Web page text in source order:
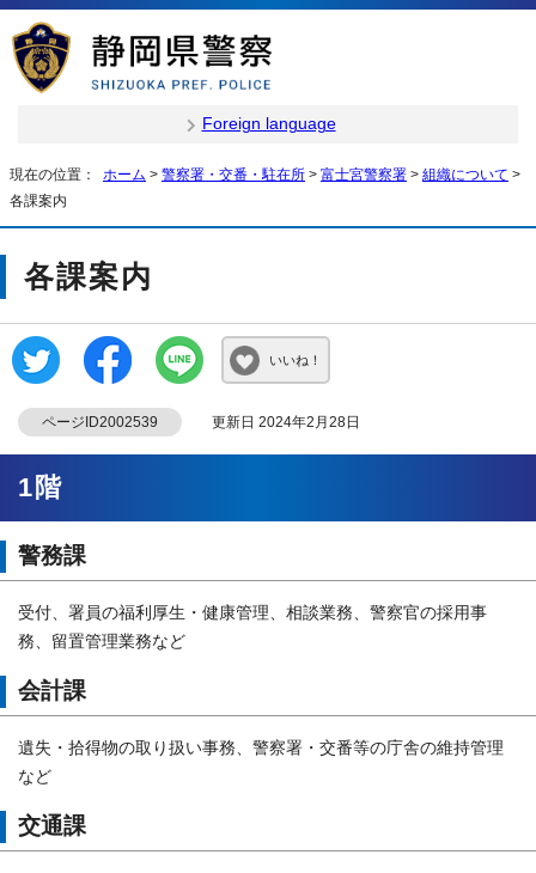
Foreign language
現在の位置： ホーム > 警察署・交番・駐在所 > 富士宮警察署 > 組織について >
各課案内
各課案内
いいね！
ページID2002539 更新日 2024年2月28日
1階
警務課
受付、署員の福利厚生・健康管理、相談業務、警察官の採用事
務、留置管理業務など
会計課
遺失・拾得物の取り扱い事務、警察署・交番等の庁舎の維持管理
など
交通課